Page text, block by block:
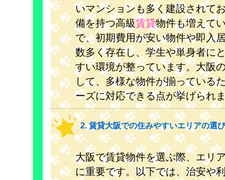
いマンションも多く建設されて
備を持つ高級賃貸物件も増えて
で、初期費用が安い物件や即入
数多く存在し、学生や単身者に
すい環境が整っています。大阪
して、多様な物件が揃っている
ーズに対応できる点が挙げられ
2. 賃貸大阪での住みやすいエリアの選
大阪で賃貸物件を選ぶ際、エリ
に重要です。以下では、治安や